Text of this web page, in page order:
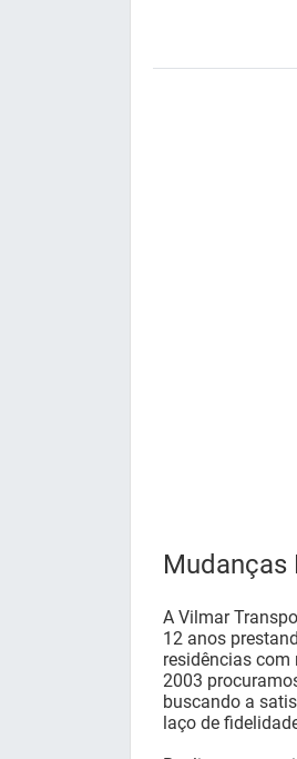
Mudanças
A Vilmar
12 anos
residências com
2003
buscando a
laço de